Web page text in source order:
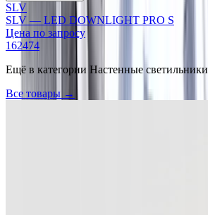
SLV
SLV — LED DOWNLIGHT PRO S
Цена по запросу
162474
Ещё в категории Настенные светильники
Все товары →